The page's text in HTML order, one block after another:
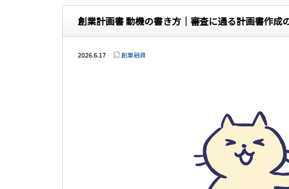
創業計画書 動機の書き方｜審査に通る計画書作成
2026.6.17 創業融資